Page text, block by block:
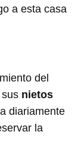
a esta casa
del
nietos
diariamente
la